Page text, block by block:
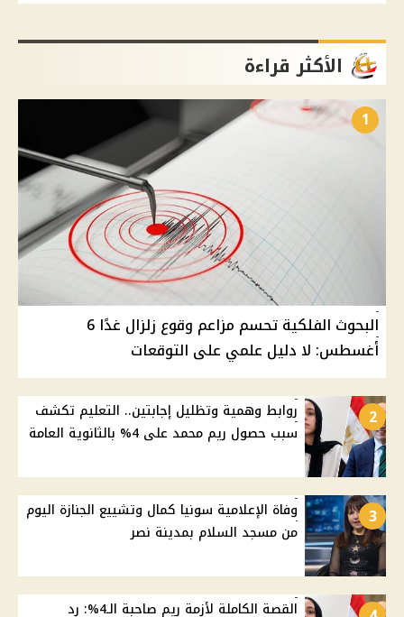
الأكثر قراءة
1
البحوث الفلكية تحسم مزاعم وقوع زلزال غدًا 6
أغسطس: لا دليل علمي على التوقعات
2
روابط وهمية وتظليل إجابتين.. التعليم تكشف
سبب حصول ريم محمد على 4% بالثانوية العامة
3
وفاة الإعلامية سونيا كمال وتشييع الجنازة اليوم
من مسجد السلام بمدينة نصر
القصة الكاملة لأزمة ريم صاحبة الـ4%: رد